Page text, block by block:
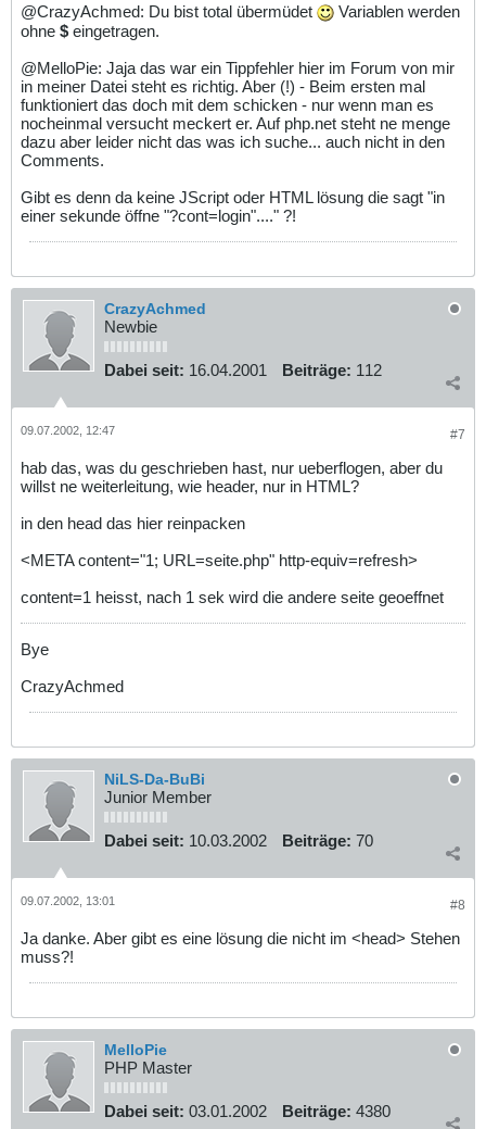
@CrazyAchmed: Du bist total übermüdet
Variablen werden
ohne $ eingetragen.
@MelloPie: Jaja das war ein Tippfehler hier im Forum von mir
in meiner Datei steht es richtig. Aber (!) - Beim ersten mal
funktioniert das doch mit dem schicken - nur wenn man es
nocheinmal versucht meckert er. Auf php.net steht ne menge
dazu aber leider nicht das was ich suche... auch nicht in den
Comments.
Gibt es denn da keine JScript oder HTML lösung die sagt "in
einer sekunde öffne "?cont=login"...." ?!
CrazyAchmed
Newbie
Dabei seit: 16.04.2001 Beiträge: 112
#7
09.07.2002, 12:47
hab das, was du geschrieben hast, nur ueberflogen, aber du
willst ne weiterleitung, wie header, nur in HTML?
in den head das hier reinpacken
<META content="1; URL=seite.php" http-equiv=refresh>
content=1 heisst, nach 1 sek wird die andere seite geoeffnet
Bye
CrazyAchmed
NiLS-Da-BuBi
Junior Member
Dabei seit: 10.03.2002 Beiträge: 70
#8
09.07.2002, 13:01
Ja danke. Aber gibt es eine lösung die nicht im <head> Stehen
muss?!
MelloPie
PHP Master
Dabei seit: 03.01.2002 Beiträge: 4380